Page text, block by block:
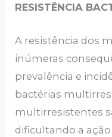
RESISTÊNCIA
A resistência dos
inúmeras
prevalência e
bactérias
multirresistentes
dificultando a